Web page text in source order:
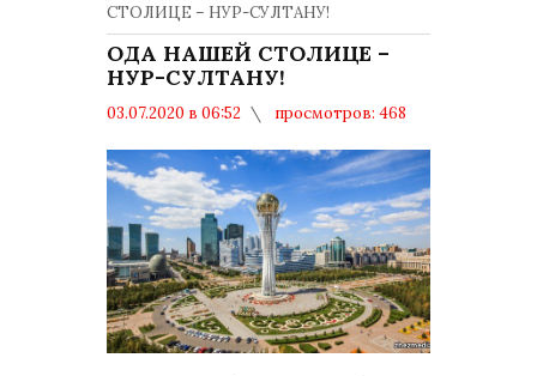
СТОЛИЦЕ – НУР-СУЛТАНУ!
ОДА НАШЕЙ СТОЛИЦЕ –
НУР-СУЛТАНУ!
03.07.2020 в 06:52
просмотров: 468